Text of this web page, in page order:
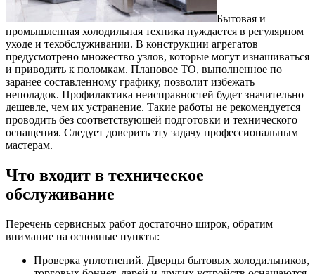
Бытовая и
промышленная холодильная техника нуждается в регулярном
уходе и техобслуживании. В конструкции агрегатов
предусмотрено множество узлов, которые могут изнашиваться
и приводить к поломкам. Плановое ТО, выполненное по
заранее составленному графику, позволит избежать
неполадок. Профилактика неисправностей будет значительно
дешевле, чем их устранение. Такие работы не рекомендуется
проводить без соответствующей подготовки и технического
оснащения. Следует доверить эту задачу профессиональным
мастерам.
Что входит в техническое
обслуживание
Перечень сервисных работ достаточно широк, обратим
внимание на основные пункты:
Проверка уплотнений. Дверцы бытовых холодильников,